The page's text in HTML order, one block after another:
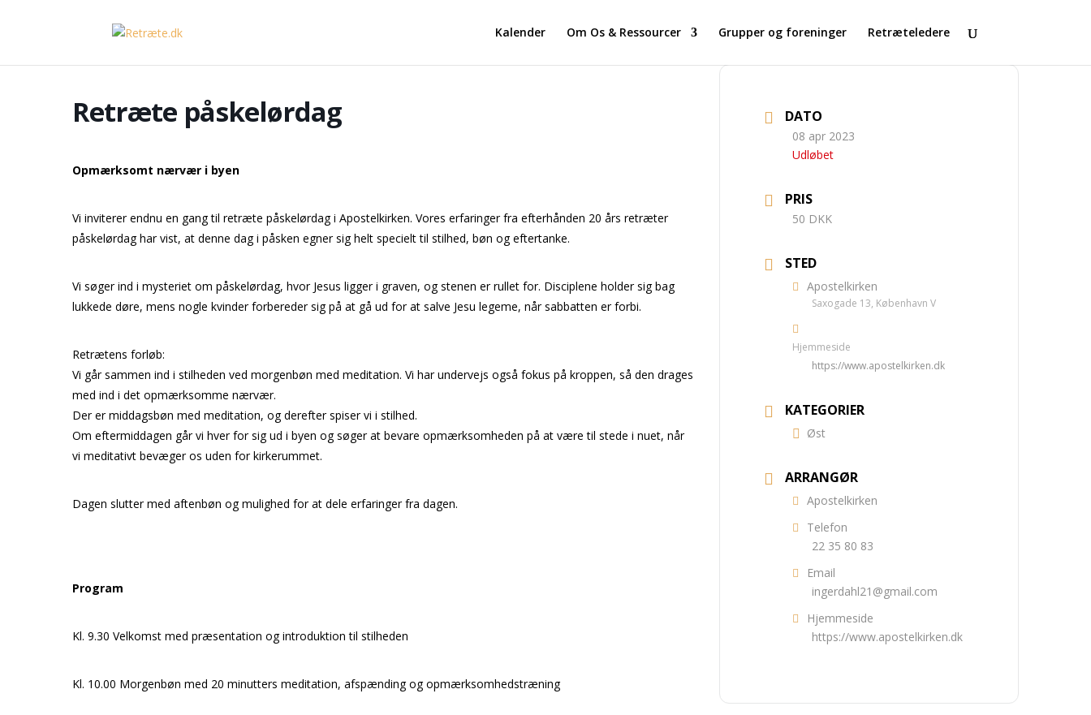
Kalender Om Os & Ressourcer Grupper og foreninger Retræteledere
Retræte påskelørdag
Opmærksomt nærvær i byen
Vi inviterer endnu en gang til retræte påskelørdag i Apostelkirken. Vores erfaringer fra efterhånden 20 års retræter
påskelørdag har vist, at denne dag i påsken egner sig helt specielt til stilhed, bøn og eftertanke.
Vi søger ind i mysteriet om påskelørdag, hvor Jesus ligger i graven, og stenen er rullet for. Disciplene holder sig bag
lukkede døre, mens nogle kvinder forbereder sig på at gå ud for at salve Jesu legeme, når sabbatten er forbi.
Retrætens forløb:
Vi går sammen ind i stilheden ved morgenbøn med meditation. Vi har undervejs også fokus på kroppen, så den drages
med ind i det opmærksomme nærvær.
Der er middagsbøn med meditation, og derefter spiser vi i stilhed.
Om eftermiddagen går vi hver for sig ud i byen og søger at bevare opmærksomheden på at være til stede i nuet, når
vi meditativt bevæger os uden for kirkerummet.
Dagen slutter med aftenbøn og mulighed for at dele erfaringer fra dagen.
Program
Kl. 9.30 Velkomst med præsentation og introduktion til stilheden
Kl. 10.00 Morgenbøn med 20 minutters meditation, afspænding og opmærksomhedstræning
DATO
08 apr 2023
Udløbet
PRIS
50 DKK
STED
Apostelkirken
Saxogade 13, København V
Hjemmeside
https://www.apostelkirken.dk
KATEGORIER
Øst
ARRANGØR
Apostelkirken
Telefon
22 35 80 83
Email
ingerdahl21@gmail.com
Hjemmeside
https://www.apostelkirken.dk